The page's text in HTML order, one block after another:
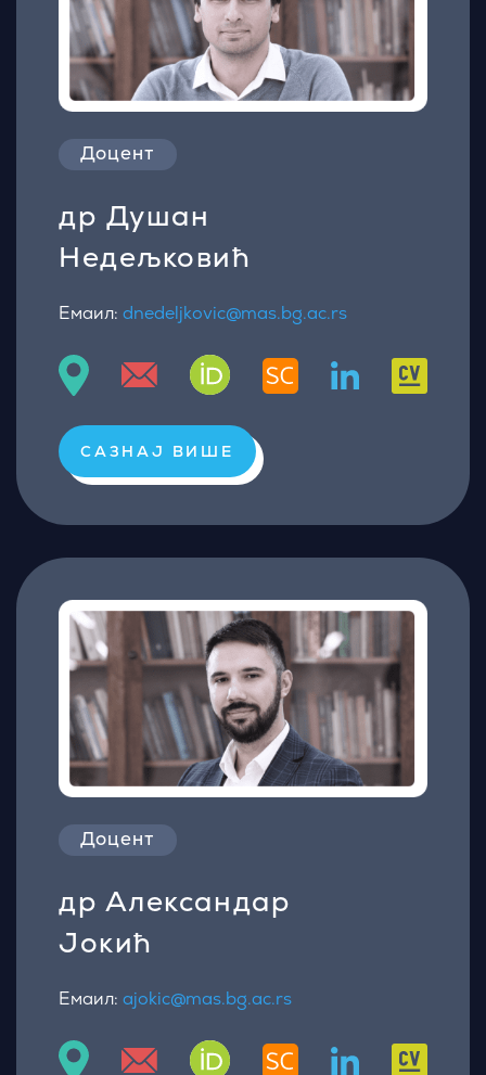
Доцент
др Душан
Недељковић
Емаил: dnedeljkovic@mas.bg.ac.rs
САЗНАЈ ВИШЕ
Доцент
др Александар
Јокић
Емаил: ajokic@mas.bg.ac.rs